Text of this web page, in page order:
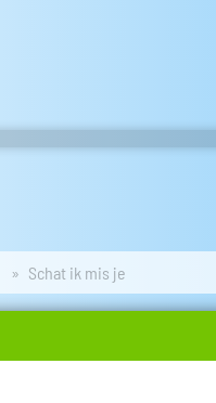
Schat ik mis je